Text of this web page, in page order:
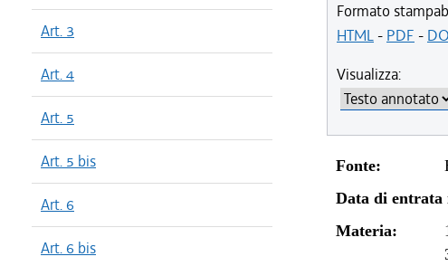
Art. 3
Art. 4
Art. 5
Art. 5 bis
Art. 6
Art. 6 bis
Formato
HTML- PDF -
Visualizza:
Fonte:
Data di entrata
Materia: